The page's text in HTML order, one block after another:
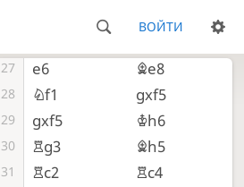
ВОЙТИ
R4c6
27 e6 Be8
28 Nf1 gxf5
29 gxf5 Kh6
30 Rg3 Bh5
31 Rc2 Rc4